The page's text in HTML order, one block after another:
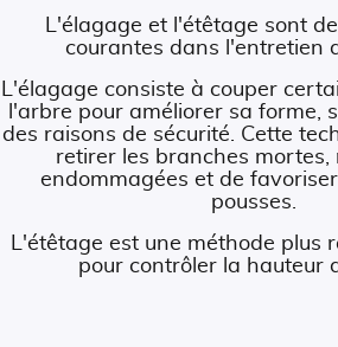
L'élagage et l'étêtage sont
courantes dans l'entretien
L'élagage consiste à couper
l'arbre pour améliorer sa forme,
des raisons de sécurité. Cette
retirer les branches mortes,
endommagées et de
pousses.
L'étêtage est une méthode plus
pour contrôler la hauteur